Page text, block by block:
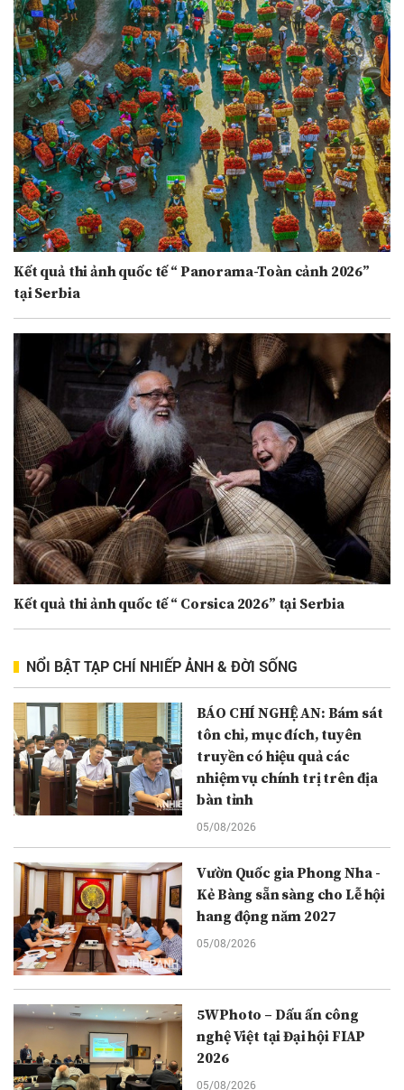
Kết quả thi ảnh quốc tế “ Panorama-Toàn cảnh 2026”
tại Serbia
Kết quả thi ảnh quốc tế “ Corsica 2026” tại Serbia
NỔI BẬT TẠP CHÍ NHIẾP ẢNH & ĐỜI SỐNG
BÁO CHÍ NGHỆ AN: Bám sát
tôn chỉ, mục đích, tuyên
truyền có hiệu quả các
nhiệm vụ chính trị trên địa
bàn tỉnh
05/08/2026
Vườn Quốc gia Phong Nha -
Kẻ Bàng sẵn sàng cho Lễ hội
hang động năm 2027
05/08/2026
5WPhoto – Dấu ấn công
nghệ Việt tại Đại hội FIAP
2026
05/08/2026